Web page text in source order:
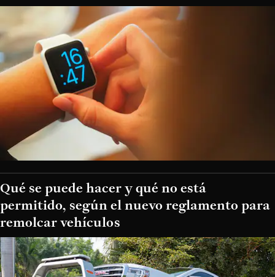
Qué se puede hacer y qué no está
permitido, según el nuevo reglamento para
remolcar vehículos